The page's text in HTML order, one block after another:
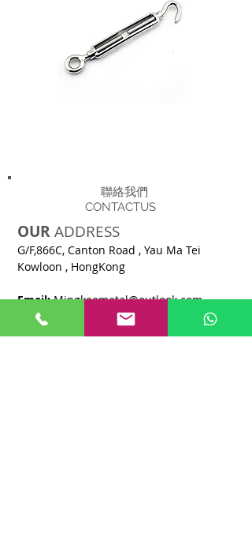
聯絡我們
CONTACTUS
OURADDRESS
G/F,866C, Canton Road , Yau Ma Tei
Kowloon , HongKong​
Email:Mingkeemetal@outlook.com
Tel :
+852 2254 7088
Fax :+852 2871 3928